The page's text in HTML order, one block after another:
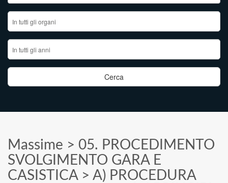
Massime > 05. PROCEDIMENTO
SVOLGIMENTO GARA E
CASISTICA> A) PROCEDURA